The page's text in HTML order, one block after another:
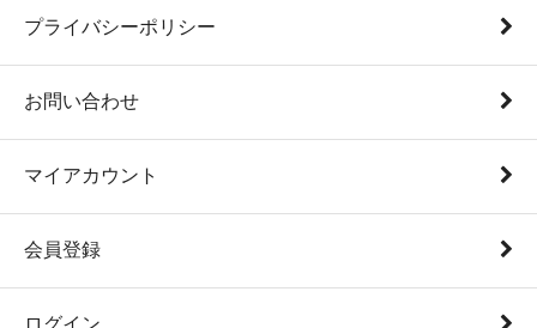
プライバシーポリシー
お問い合わせ
マイアカウント
会員登録
ログイン